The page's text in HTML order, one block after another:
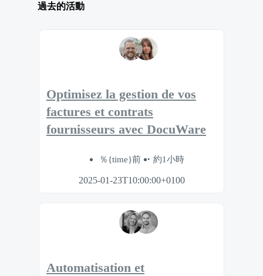
過去的活動
Optimisez la gestion de vos
factures et contrats
fournisseurs avec DocuWare
％{time}前 約1小時
2025-01-23T10:00:00+0100
Automatisation et